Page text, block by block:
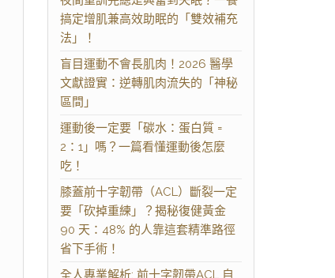
搞定增肌兼高效助眠的「雙效補充
法」！
盲目運動不會長肌肉！2026 醫學
文獻證實：逆轉肌肉流失的「神秘
區間」
運動後一定要「碳水：蛋白質 =
2：1」嗎？一篇看懂運動後怎麼
吃！
膝蓋前十字韌帶（ACL）斷裂一定
要「砍掉重練」？揭秘復健黃金
90 天：48% 的人靠這套精準路徑
省下手術！
全人專業解析: 前十字韌帶ACL 自